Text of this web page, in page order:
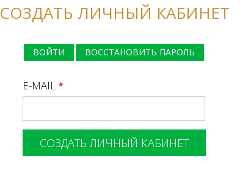
СОЗДАТЬ ЛИЧНЫЙ КАБИНЕТ
ВОЙТИ ВОССТАНОВИТЬ ПАРОЛЬ
E-MAIL*